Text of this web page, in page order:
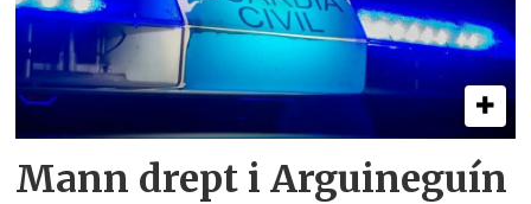
Mann drept i Arguineguín